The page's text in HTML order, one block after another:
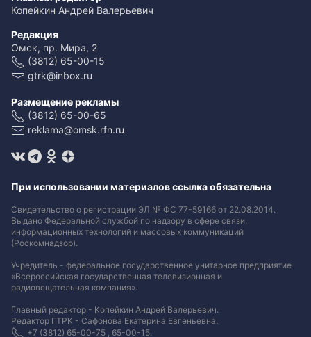
Копейкин Андрей Валерьевич
Редакция
Омск, пр. Мира, 2
(3812) 65-00-15
gtrk@inbox.ru
Размещение рекламы
(3812) 65-00-65
reklama@omsk.rfn.ru
При использовании материалов ссылка обязательна
Свидетельство о регистрации ЭЛ № ФС 77-59166 от 22.08.2014.
Выдано Федеральной службой по надзору в сфере связи,
информационных технологий и массовых коммуникаций
(Роскомнадзор).
Учредитель - федеральное государственное унитарное предприятие
«Всероссийская государственная телевизионная и
радиовещательная компания».
Главный редактор - Копейкин Андрей Валерьевич.
Редактор ГТРК - Сафонова Екатерина Евгеньевна.
+7 (3812) 65-00-75 , 65-00-15.